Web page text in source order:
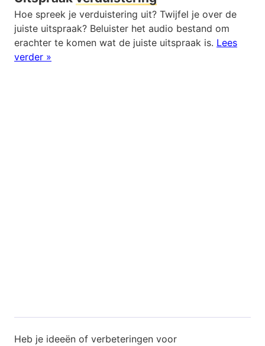
Hoe spreek je verduistering uit? Twijfel je over de
juiste uitspraak? Beluister het audio bestand om
erachter te komen wat de juiste uitspraak is. Lees
verder »
Heb je ideeën of verbeteringen voor